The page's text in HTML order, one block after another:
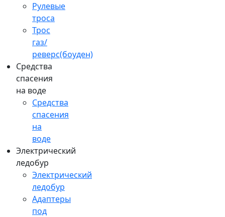
Рулевые
троса
Трос
газ/
реверс(боуден)
Средства
спасения
на воде
Средства
спасения
на
воде
Электрический
ледобур
Электрический
ледобур
Адаптеры
под